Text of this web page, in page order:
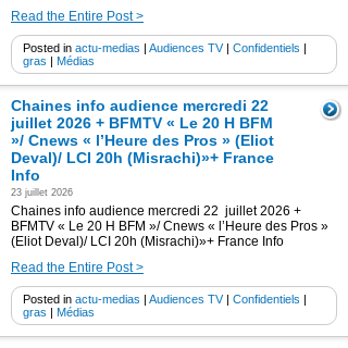
Read the Entire Post >
Posted in actu-medias | Audiences TV| Confidentiels |
gras | Médias
Chaines info audience mercredi 22
juillet 2026 + BFMTV « Le 20 H BFM
»/ Cnews « l’Heure des Pros » (Eliot
Deval)/ LCI 20h (Misrachi)»+ France
Info
23 juillet 2026
Chaines info audience mercredi 22 juillet 2026 +
BFMTV « Le 20 H BFM »/ Cnews « l’Heure des Pros »
(Eliot Deval)/ LCI 20h (Misrachi)»+ France Info
Read the Entire Post >
Posted in actu-medias | Audiences TV| Confidentiels |
gras | Médias